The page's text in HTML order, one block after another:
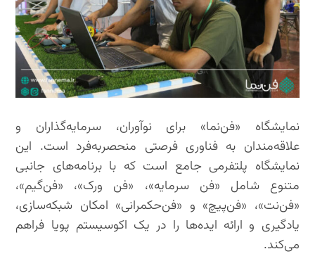
نمایشگاه «فن‌نما» برای نوآوران، سرمایه‌گذاران و
علاقه‌مندان به فناوری فرصتی منحصر‌به‌فرد است. این
نمایشگاه پلتفرمی جامع است که با برنامه‌های جانبی
متنوع شامل «فن سرمایه»، «فن ورک»، «فن‌گیم»،
«فن‌نت»، «فن‌پیچ» و «فن‌حکمرانی» امکان شبکه‌سازی،
یادگیری و ارائه ایده‌ها را در یک اکوسیستم پویا فراهم
می‌کند.